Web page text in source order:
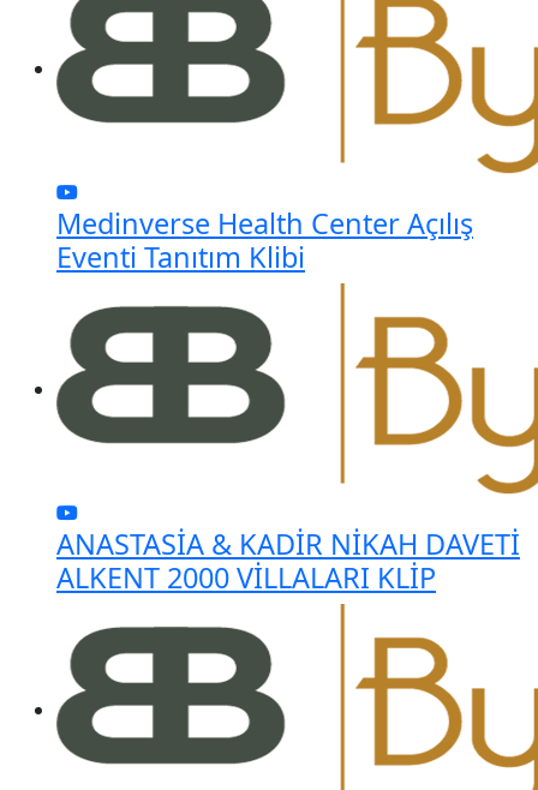
Medinverse Health Center Açılış
Eventi Tanıtım Klibi
ANASTASİA & KADİR NİKAH DAVETİ
ALKENT 2000 VİLLALARI KLİP